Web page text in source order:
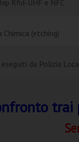
Rfid-UHF e NFC
(etching)
da Polizia